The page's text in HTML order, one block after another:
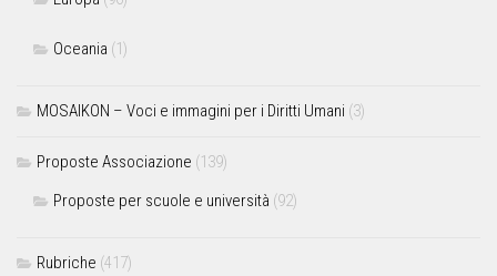
Oceania (1)
MOSAIKON – Voci e immagini per i Diritti Umani (3)
Proposte Associazione (139)
Proposte per scuole e università (92)
Rubriche (417)